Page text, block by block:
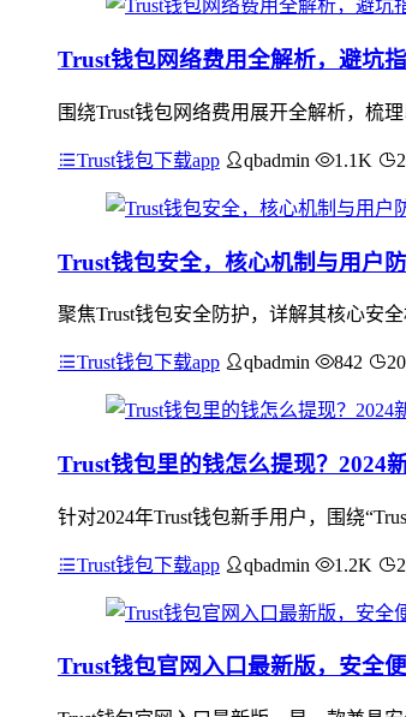
Trust钱包网络费用全解析，避坑
围绕Trust钱包网络费用展开全解析，梳
Trust钱包下载app qbadmin 1.1K
Trust钱包安全，核心机制与用户
聚焦Trust钱包安全防护，详解其核心安
Trust钱包下载app qbadmin 842
Trust钱包里的钱怎么提现？2024
针对2024年Trust钱包新手用户，围绕
Trust钱包下载app qbadmin 1.2K
Trust钱包官网入口最新版，安全